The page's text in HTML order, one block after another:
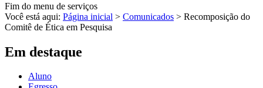
Fim do menu de serviços
Você está aqui: Página inicial > Comunicados > Recomposição do
Comitê de Ética em Pesquisa
Em destaque
Aluno